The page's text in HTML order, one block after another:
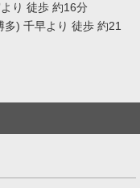
り 徒歩 約16分
) 千早より 徒歩 約21